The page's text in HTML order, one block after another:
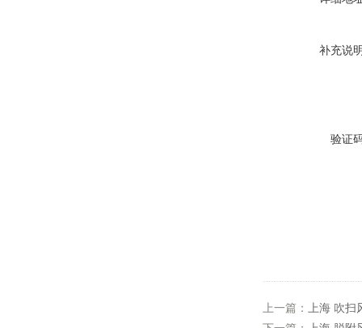
补充说
验证
上一篇：
上海 吹